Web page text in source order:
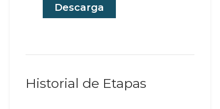
Descarga
Historial de Etapas